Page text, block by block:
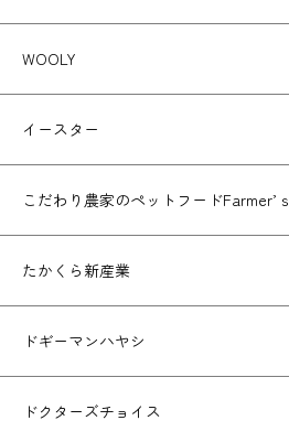
WOOLY
イースター
こだわり農家のペットフードFarmer’ｓ
たかくら新産業
ドギーマンハヤシ
ドクターズチョイス